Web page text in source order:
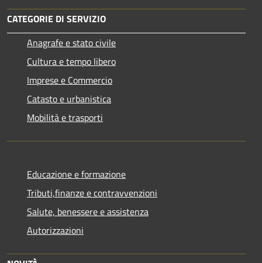
CATEGORIE DI SERVIZIO
Anagrafe e stato civile
Cultura e tempo libero
Imprese e Commercio
Catasto e urbanistica
Mobilità e trasporti
Educazione e formazione
Tributi,finanze e contravvenzioni
Salute, benessere e assistenza
Autorizzazioni